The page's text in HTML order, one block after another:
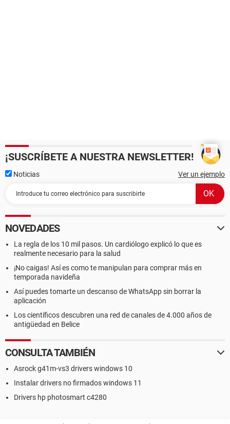
¡SUSCRÍBETE A NUESTRA NEWSLETTER!
Noticias Ver un ejemplo
NOVEDADES
La regla de los 10 mil pasos. Un cardiólogo explicó lo que es
realmente necesario para la salud
¡No caigas! Así es como te manipulan para comprar más en
temporada navideña
Así puedes tomarte un descanso de WhatsApp sin borrar la
aplicación
Los científicos descubren una red de canales de 4.000 años de
antigüedad en Belice
CONSULTA TAMBIÉN
Asrock g41m-vs3 drivers windows 10
Instalar drivers no firmados windows 11
Drivers hp photosmart c4280